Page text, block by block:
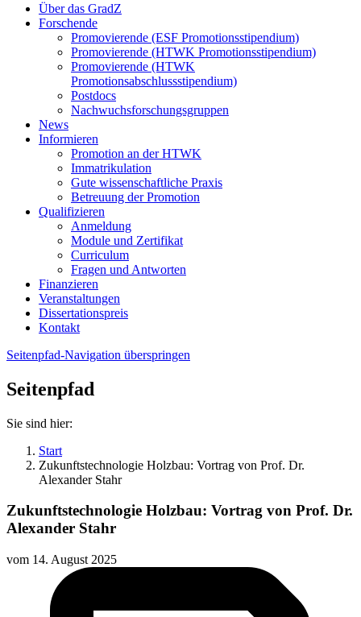
Über das GradZ
Forschende
Promovierende (ESF Promotionsstipendium)
Promovierende (HTWK Promotionsstipendium)
Promovierende (HTWK
Promotionsabschlussstipendium)
Postdocs
Nachwuchsforschungsgruppen
News
Informieren
Promotion an der HTWK
Immatrikulation
Gute wissenschaftliche Praxis
Betreuung der Promotion
Qualifizieren
Anmeldung
Module und Zertifikat
Curriculum
Fragen und Antworten
Finanzieren
Veranstaltungen
Dissertationspreis
Kontakt
Seitenpfad-Navigation überspringen
Seitenpfad
Sie sind hier:
Start
Zukunftstechnologie Holzbau: Vortrag von Prof. Dr.
Alexander Stahr
Zukunftstechnologie Holzbau: Vortrag von Prof. Dr.
Alexander Stahr
vom 14. August 2025